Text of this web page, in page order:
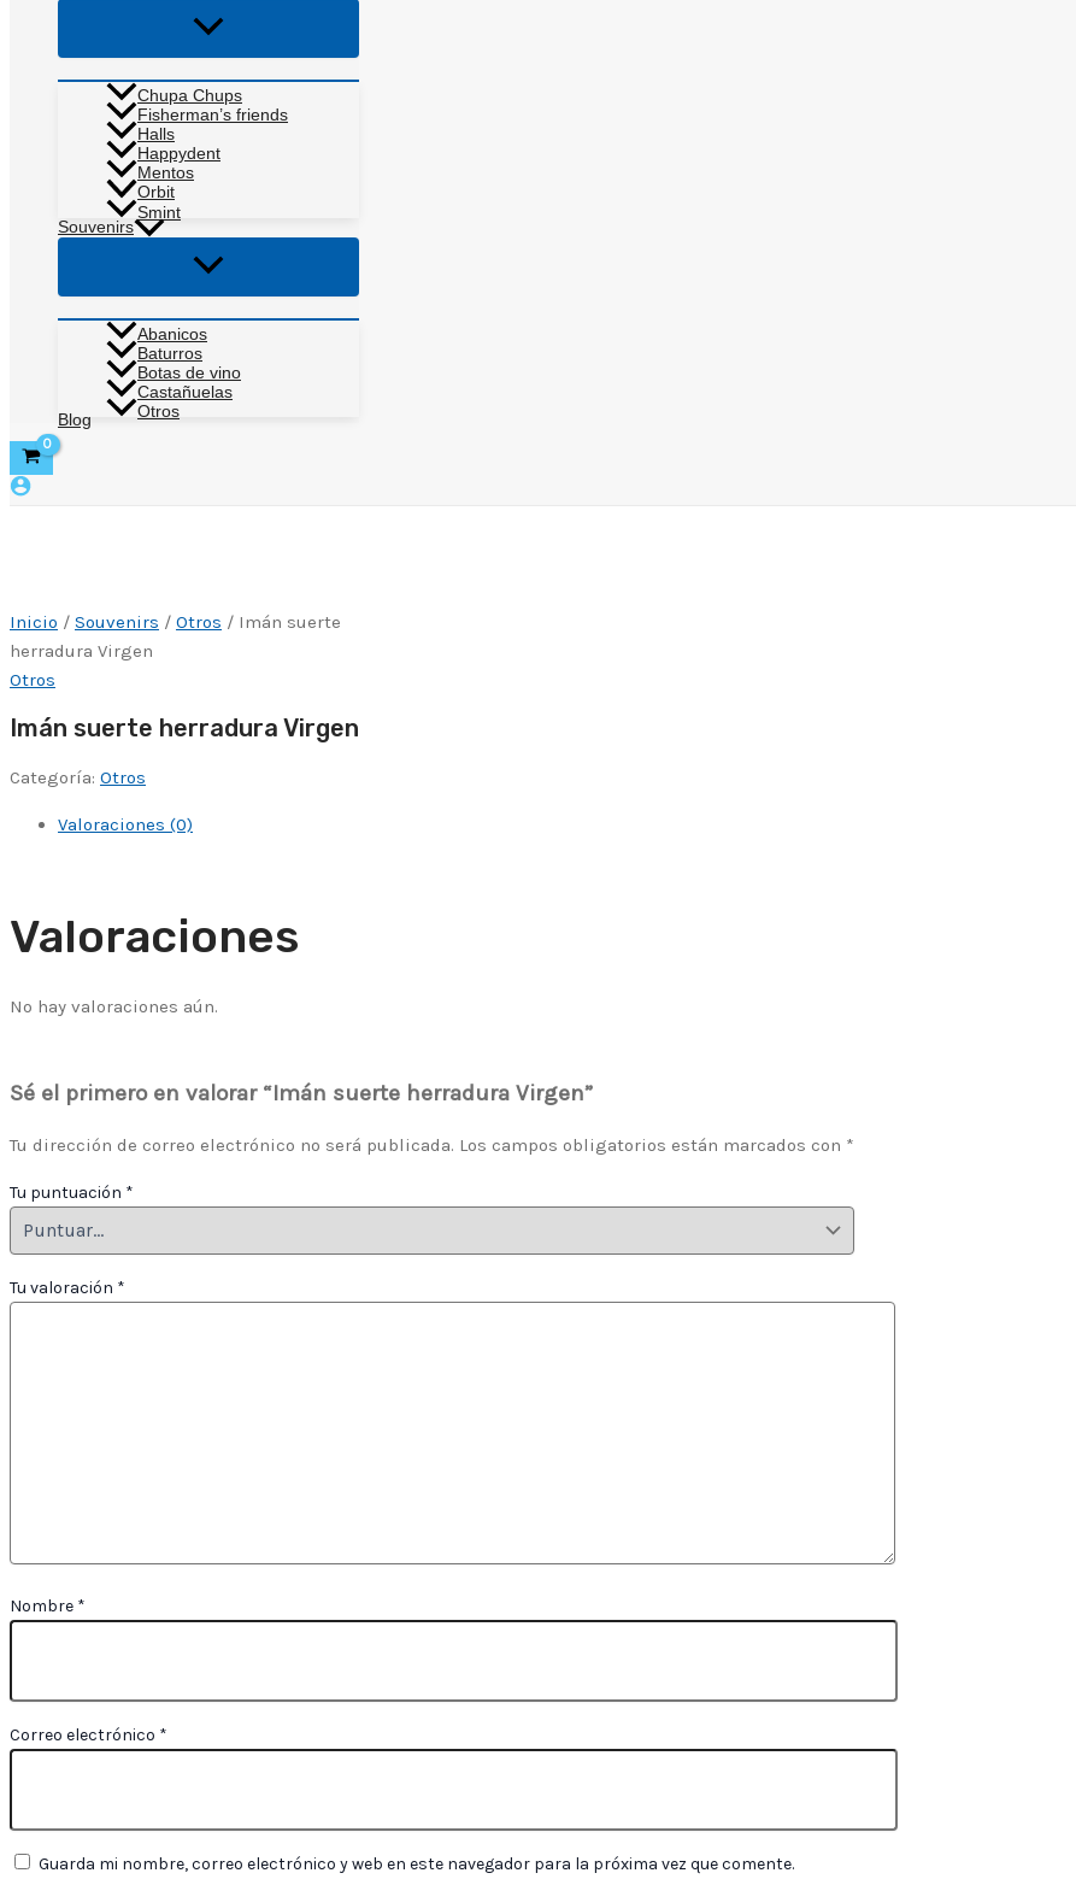
Alternar
Chupa Chups
Fisherman’s friends
Halls
Happydent
Mentos
Orbit
Smint
Souvenirs
Alternar
Abanicos
Baturros
Botas de vino
Castañuelas
Otros
Blog
Inicio / Souvenirs / Otros / Imán suerte
herradura Virgen
Otros
Imán suerte herradura Virgen
Categoría: Otros
Valoraciones (0)
Valoraciones
No hay valoraciones aún.
Sé el primero en valorar “Imán suerte herradura Virgen”
Tu dirección de correo electrónico no será publicada. Los campos obligatorios están marcados con *
Tu puntuación *
Tu valoración *
Nombre *
Correo electrónico *
Guarda mi nombre, correo electrónico y web en este navegador para la próxima vez que comente.